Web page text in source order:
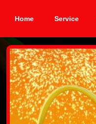
Home Service